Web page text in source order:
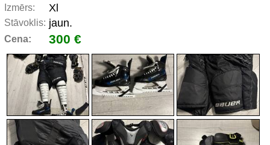
Izmērs: Xl
Stāvoklis: jaun.
Cena: 300 €